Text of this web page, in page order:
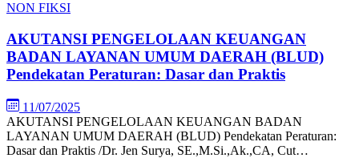
NON FIKSI
AKUTANSI PENGELOLAAN KEUANGAN
BADAN LAYANAN UMUM DAERAH (BLUD)
Pendekatan Peraturan: Dasar dan Praktis
11/07/2025
AKUTANSI PENGELOLAAN KEUANGAN BADAN
LAYANAN UMUM DAERAH (BLUD) Pendekatan Peraturan:
Dasar dan Praktis /Dr. Jen Surya, SE.,M.Si.,Ak.,CA, Cut…